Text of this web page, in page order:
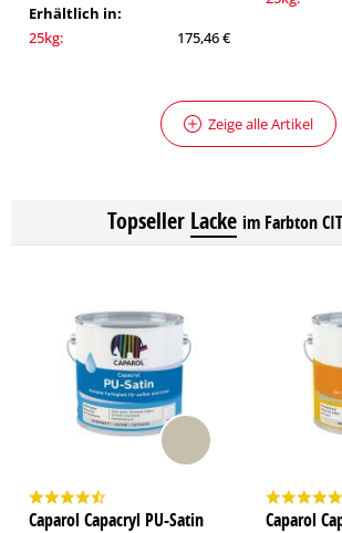
Erhältlich in:
25kg:
175,46 €
Zeige alle Artikel
Topseller Lacke im Farbton
Caparol Capacryl PU-Satin Caparol